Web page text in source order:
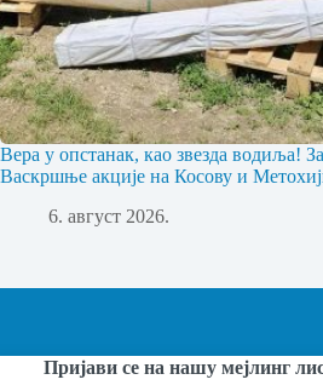
Вера у опстанак, као звезда водиља!
Васкршње акције на Косову и
6. август 2026.
Пријави се на нашу мејлинг